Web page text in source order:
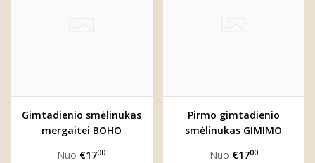
Gimtadienio smėlinukas
mergaitei BOHO
Nuo €1700
Pirmo gimtadienio
smėlinukas GIMIMO
Nuo €1700